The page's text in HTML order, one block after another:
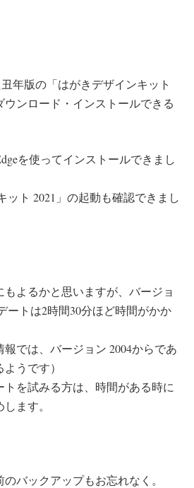
年版の「はがきデザインキット
ウンロード・インストールできる
を使ってインストールできまし
ト 2021」の起動も確認できまし
よるかと思いますが、バージョ
ートは2時間30分ほど時間がかか
報では、バージョン 2004からであ
うです）
を試みる方は、時間がある時に
ます。
バックアップもお忘れなく。